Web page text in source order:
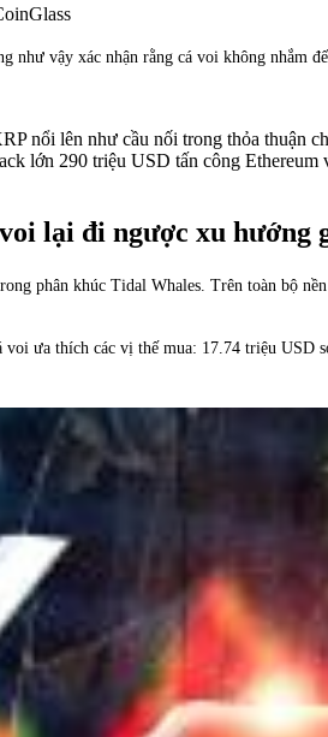
vậy xác nhận rằng cá voi không nhắm
nổi lên như cầu nối trong thỏa
lớn 290 triệu USD tấn công Ethereum
lại đi ngược xu
phân khúc Tidal Whales. Trên toàn bộ
ưa thích các vị thế mua: 17.74 triệu USD